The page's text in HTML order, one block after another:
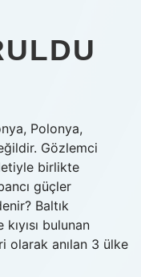
Polonya,
Gözlemci
birlikte
güçler
Baltık
bulunan
olarak anılan 3 ülke